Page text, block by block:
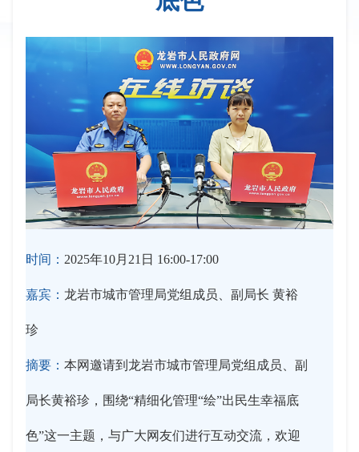
时间： 2025年10月21日 16:00-17:00
嘉宾： 龙岩市城市管理局党组成员、副局长 黄裕
珍
摘要： 本网邀请到龙岩市城市管理局党组成员、副
局长黄裕珍，围绕“精细化管理“绘”出民生幸福底
色”这一主题，与广大网友们进行互动交流，欢迎